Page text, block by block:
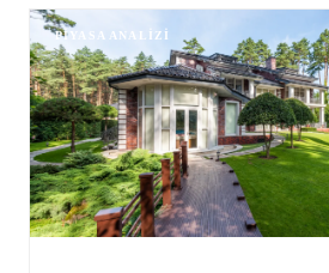
PIYASA ANALIZI